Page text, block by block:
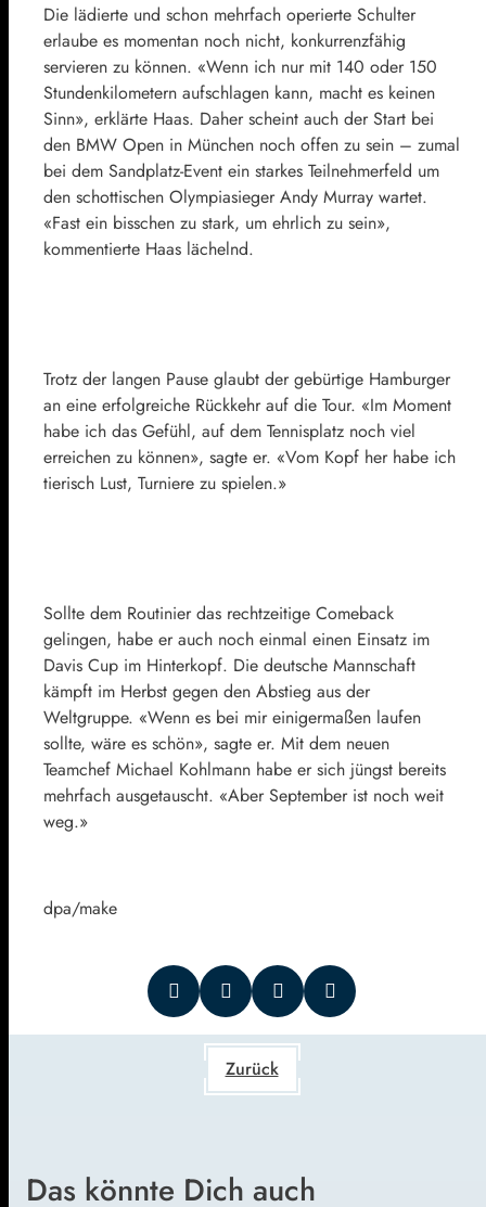
Die lädierte und schon mehrfach operierte Schulter
erlaube es momentan noch nicht, konkurrenzfähig
servieren zu können. «Wenn ich nur mit 140 oder 150
Stundenkilometern aufschlagen kann, macht es keinen
Sinn», erklärte Haas. Daher scheint auch der Start bei
den BMW Open in München noch offen zu sein – zumal
bei dem Sandplatz-Event ein starkes Teilnehmerfeld um
den schottischen Olympiasieger Andy Murray wartet.
«Fast ein bisschen zu stark, um ehrlich zu sein»,
kommentierte Haas lächelnd.
Trotz der langen Pause glaubt der gebürtige Hamburger
an eine erfolgreiche Rückkehr auf die Tour. «Im Moment
habe ich das Gefühl, auf dem Tennisplatz noch viel
erreichen zu können», sagte er. «Vom Kopf her habe ich
tierisch Lust, Turniere zu spielen.»
Sollte dem Routinier das rechtzeitige Comeback
gelingen, habe er auch noch einmal einen Einsatz im
Davis Cup im Hinterkopf. Die deutsche Mannschaft
kämpft im Herbst gegen den Abstieg aus der
Weltgruppe. «Wenn es bei mir einigermaßen laufen
sollte, wäre es schön», sagte er. Mit dem neuen
Teamchef Michael Kohlmann habe er sich jüngst bereits
mehrfach ausgetauscht. «Aber September ist noch weit
weg.»
dpa/make
Zurück
Das könnte Dich auch